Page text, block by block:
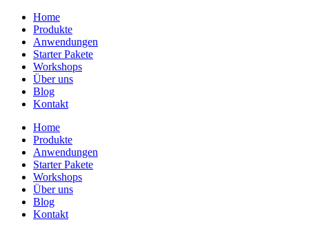
Home
Produkte
Anwendungen
Starter Pakete
Workshops
Über uns
Blog
Kontakt
Home
Produkte
Anwendungen
Starter Pakete
Workshops
Über uns
Blog
Kontakt